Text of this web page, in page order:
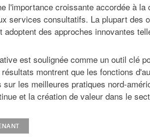
l'importance croissante accordée à
services consultatifs. La plupart des
adoptent des approches innovantes
est soulignée comme un outil clé
montrent que les fonctions
sur les meilleures pratiques nord-
et la création de valeur dans le